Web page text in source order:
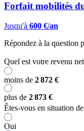
Forfait mobilités
Jusqu'à 600 €/an
Répondez à la question
Quel est votre revenu
moins de 2 872 €
plus de 2 873 €
Êtes-vous en situation
Oui